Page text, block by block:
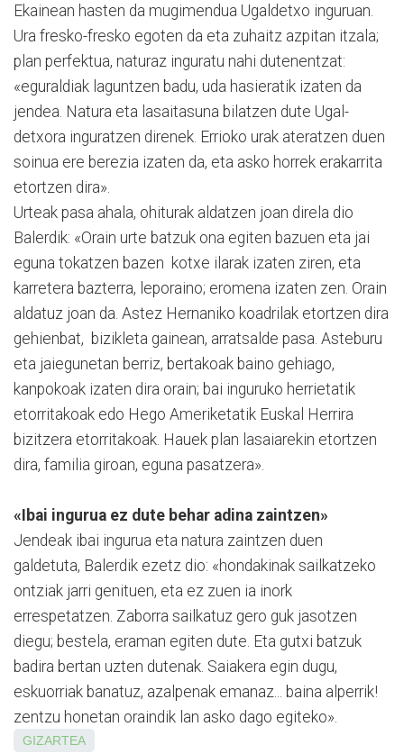
Ekainean hasten da mu­gi­men­dua Ugaldetxo inguruan.
Ura fresko-fresko egoten da eta zuhaitz azpitan itzala;
plan perfektua, naturaz inguratu nahi dutenen­tzat:
«eguraldiak laguntzen ba­du, uda hasieratik izaten da
jendea. Natura eta lasaitasuna bilatzen dute Ugal­
detxora inguratzen direnek. Errioko urak ateratzen duen
soinua ere berezia izaten da, eta asko horrek erakarrita
etortzen dira».
Urteak pasa ahala, ohiturak aldatzen joan direla dio
Balerdik: «Orain urte batzuk ona egiten bazuen eta jai
eguna tokatzen bazen kotxe ilarak izaten ziren, eta
karretera bazterra, leporaino; eromena izaten zen. Orain
aldatuz joan da. Astez Her­naniko koadrilak etortzen dira
gehienbat, bizikleta gainean, arratsalde pasa. Asteburu
eta jaiegunetan berriz, bertakoak baino gehiago,
kanpokoak izaten dira orain; bai inguruko herrietatik
etorritakoak edo Hego Ameriketatik Euskal Herrira
bizitzera etorritakoak. Hauek plan lasaiarekin etortzen
dira, familia giroan, eguna pasatzera».
«Ibai ingurua ez dute behar adina zaintzen»
Jendeak ibai ingurua eta natura zaintzen duen
galdetuta, Balerdik ezetz dio: «hon­dakinak sailkatzeko
on­tziak jarri genituen, eta ez zuen ia inork
errespetatzen. Zaborra sailkatuz gero guk jasotzen
diegu; bestela, eraman egiten dute. Eta gutxi batzuk
badira bertan uzten dutenak. Saiakera egin dugu,
eskuorriak banatuz, azalpenak emanaz... baina alperrik!
zentzu honetan oraindik lan asko dago egiteko».
GIZARTEA